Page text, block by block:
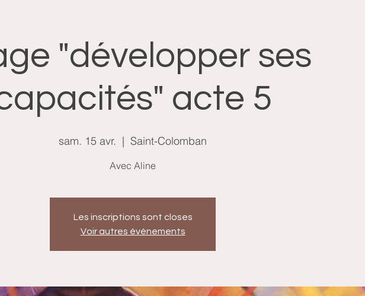
"développer ses
acte 5
sam. 15 avr.
  |
Saint-Colomban
Avec Aline
Les inscriptions sont closes
Voir autres événements